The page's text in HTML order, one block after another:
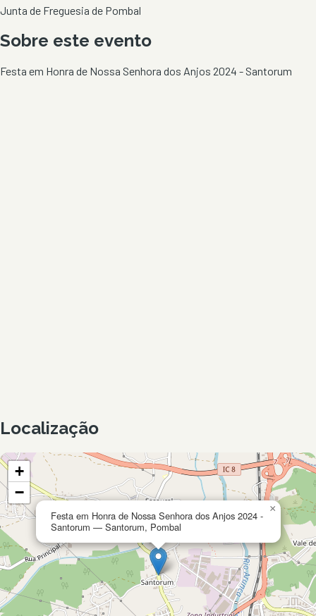
Junta de Freguesia de Pombal
Sobre este evento
Festa em Honra de Nossa Senhora dos Anjos 2024 - Santorum
Localização
Festa em Honra de Nossa Senhora dos Anjos 2024 -
Santorum — Santorum, Pombal
×
+
−